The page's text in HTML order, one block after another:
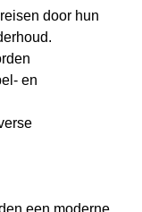
door hun
en
een moderne